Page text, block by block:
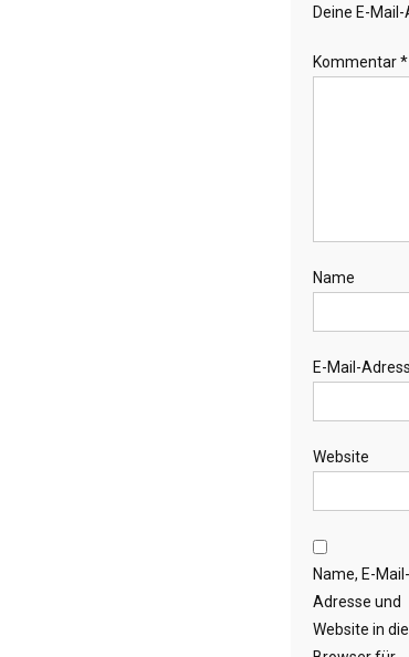
Deine E-
Kommentar*
Name
E-Mail-
Website
Name, E-Mail-
Adresse und
Website in